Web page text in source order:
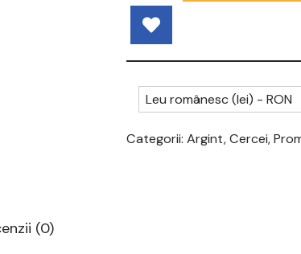
Leu românesc (lei) - RON
Categorii:Argint,Cercei,
(0)